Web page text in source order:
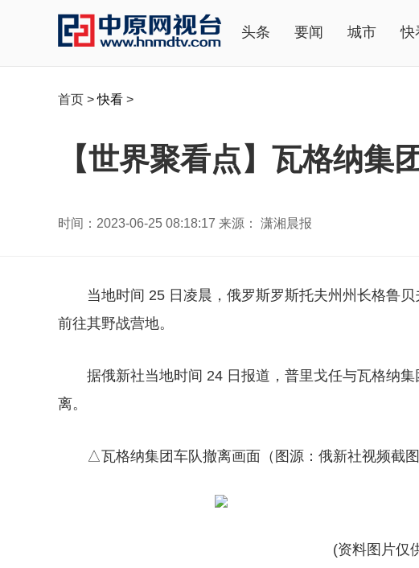
头条 要闻 城市 快
首页 >快看 >
【世界聚看点】瓦格纳集
时间：2023-06-25 08:18:17 来源： 潇湘晨报
当地时间 25 日凌晨，俄罗斯罗斯托夫州州长格鲁
前往其野战营地。
据俄新社当地时间 24 日报道，普里戈任与瓦格纳
离。
△瓦格纳集团车队撤离画面（图源：俄新社视频截图
(资料图片仅